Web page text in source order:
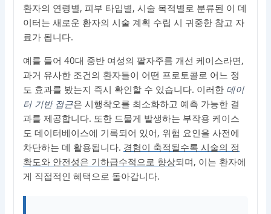
환자의 연령별, 피부 타입별, 시술 목적별로 분류된 이 데
이터는 새로운 환자의 시술 계획 수립 시 귀중한 참고 자
료가 됩니다.
예를 들어 40대 중반 여성의 팔자주름 개선 케이스라면,
과거 유사한 조건의 환자들이 어떤 프로토콜로 어느 정
도 효과를 봤는지 즉시 확인할 수 있습니다. 이러한 데이
터 기반 접근은 시행착오를 최소화하고 예측 가능한 결
과를 제공합니다. 또한 드물게 발생하는 부작용 케이스
도 데이터베이스에 기록되어 있어, 위험 요인을 사전에
차단하는 데 활용됩니다. 경험이 축적될수록 시술의 정
확도와 안전성은 기하급수적으로 향상되며, 이는 환자에
게 직접적인 혜택으로 돌아갑니다.